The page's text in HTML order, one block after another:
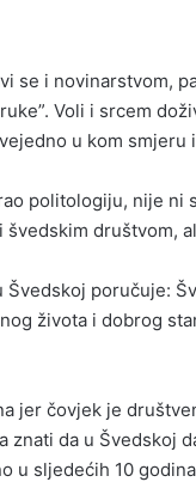
se i novinarstvom,
Voli i srcem
u kom smjeru
politologiju, nije ni
švedskim društvom,
poručuje:
života i dobrog
jer čovjek je
znati da u Švedskoj
u sljedećih 10